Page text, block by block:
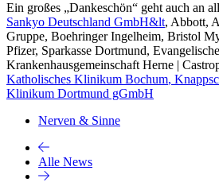
Ein großes „Dankeschön“ geht auch an
Sankyo Deutschland GmbH&lt, Abbott,
Gruppe, Boehringer Ingelheim, Bristol
Pfizer, Sparkasse Dortmund, Evangelische
Krankenhausgemeinschaft Herne |
Katholisches Klinikum Bochum,
Klinikum Dortmund gGmbH
Nerven & Sinne
Alle News